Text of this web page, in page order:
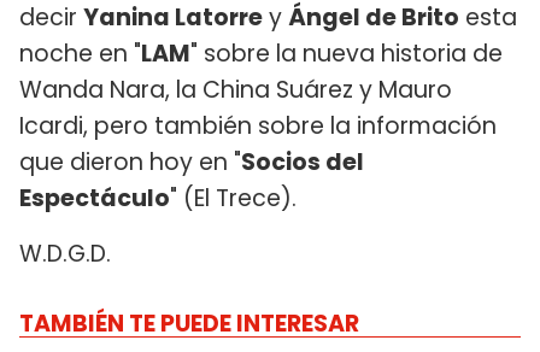
decir Yanina LatorreyÁngel de Brito esta
noche en "LAM" sobre la nueva historia de
Wanda Nara, la China Suárez y Mauro
Icardi, pero también sobre la información
que dieron hoy en "Socios del
Espectáculo" (El Trece).
W.D.G.D.
TAMBIÉN TE PUEDE INTERESAR